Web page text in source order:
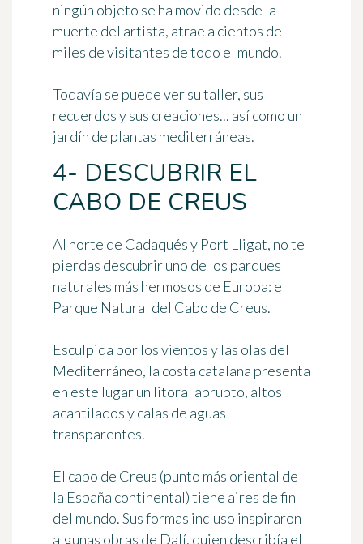
ningún objeto se ha movido desde la
muerte del artista, atrae a cientos de
miles de visitantes de todo el mundo.
Todavía se puede ver su taller, sus
recuerdos y sus creaciones... así como un
jardín de plantas mediterráneas.
4- DESCUBRIR EL
CABO DE CREUS
Al norte de Cadaqués y Port Lligat, no te
pierdas descubrir uno de los parques
naturales más hermosos de Europa: el
Parque Natural del Cabo de Creus.
Esculpida por los vientos y las olas del
Mediterráneo, la costa catalana presenta
en este lugar un litoral abrupto, altos
acantilados y calas de aguas
transparentes.
El cabo de Creus (punto más oriental de
la España continental) tiene aires de fin
del mundo. Sus formas incluso inspiraron
algunas obras de Dalí, quien describía el